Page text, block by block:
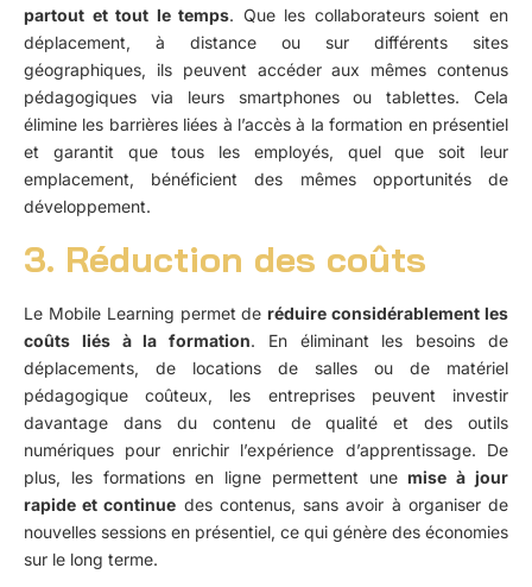
partout et tout le temps. Que les collaborateurs soient en
déplacement, à distance ou sur différents sites
géographiques, ils peuvent accéder aux mêmes contenus
pédagogiques via leurs smartphones ou tablettes. Cela
élimine les barrières liées à l’accès à la formation en présentiel
et garantit que tous les employés, quel que soit leur
emplacement, bénéficient des mêmes opportunités de
développement.
3. Réduction des coûts
Le Mobile Learning permet deréduire considérablement les
coûts liés à la formation. En éliminant les besoins de
déplacements, de locations de salles ou de matériel
pédagogique coûteux, les entreprises peuvent investir
davantage dans du contenu de qualité et des outils
numériques pour enrichir l’expérience d’apprentissage. De
plus, les formations en ligne permettent unemise à jour
rapide et continue des contenus, sans avoir à organiser de
nouvelles sessions en présentiel, ce qui génère des économies
sur le long terme.